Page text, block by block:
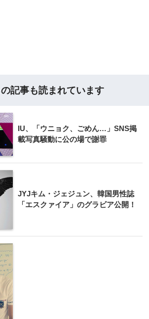
記事も読まれています
IU、「ウニョク、ごめん…」SNS掲
載写真騒動に公の場で謝罪
JYJキム・ジェジュン、韓国男性誌
「エスクァイア」のグラビア公開！